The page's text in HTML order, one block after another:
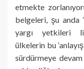
etmekte
belgeleri, şu anda
yargı yetkileri
ülkelerin bu
sürdürmeye